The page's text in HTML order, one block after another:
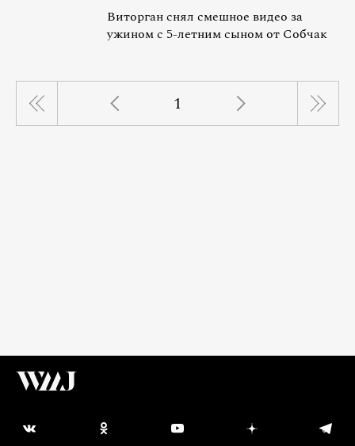
Виторган снял смешное видео за
ужином с 5-летним сыном от Собчак
1